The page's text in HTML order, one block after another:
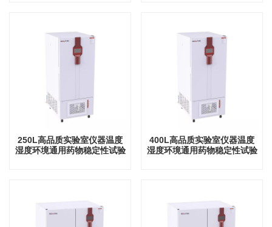
250L高品质实验室仪器温度
湿度环境通用药物稳定性试验
400L高品质实验室仪器温度
湿度环境通用药物稳定性试验